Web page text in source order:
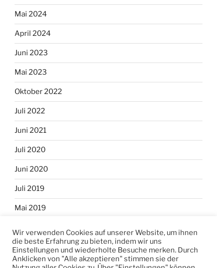
Mai 2024
April 2024
Juni 2023
Mai 2023
Oktober 2022
Juli 2022
Juni 2021
Juli 2020
Juni 2020
Juli 2019
Mai 2019
Wir verwenden Cookies auf unserer Website, um ihnen
die beste Erfahrung zu bieten, indem wir uns
Einstellungen und wiederholte Besuche merken. Durch
Anklicken von "Alle akzeptieren" stimmen sie der